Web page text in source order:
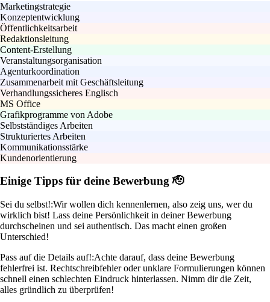
Marketingstrategie
Konzeptentwicklung
Öffentlichkeitsarbeit
Redaktionsleitung
Content-Erstellung
Veranstaltungsorganisation
Agenturkoordination
Zusammenarbeit mit Geschäftsleitung
Verhandlungssicheres Englisch
MS Office
Grafikprogramme von Adobe
Selbstständiges Arbeiten
Strukturiertes Arbeiten
Kommunikationsstärke
Kundenorientierung
Einige Tipps für deine Bewerbung 🫡
Sei du selbst!:Wir wollen dich kennenlernen, also zeig uns, wer du
wirklich bist! Lass deine Persönlichkeit in deiner Bewerbung
durchscheinen und sei authentisch. Das macht einen großen
Unterschied!
Pass auf die Details auf!:Achte darauf, dass deine Bewerbung
fehlerfrei ist. Rechtschreibfehler oder unklare Formulierungen können
schnell einen schlechten Eindruck hinterlassen. Nimm dir die Zeit,
alles gründlich zu überprüfen!